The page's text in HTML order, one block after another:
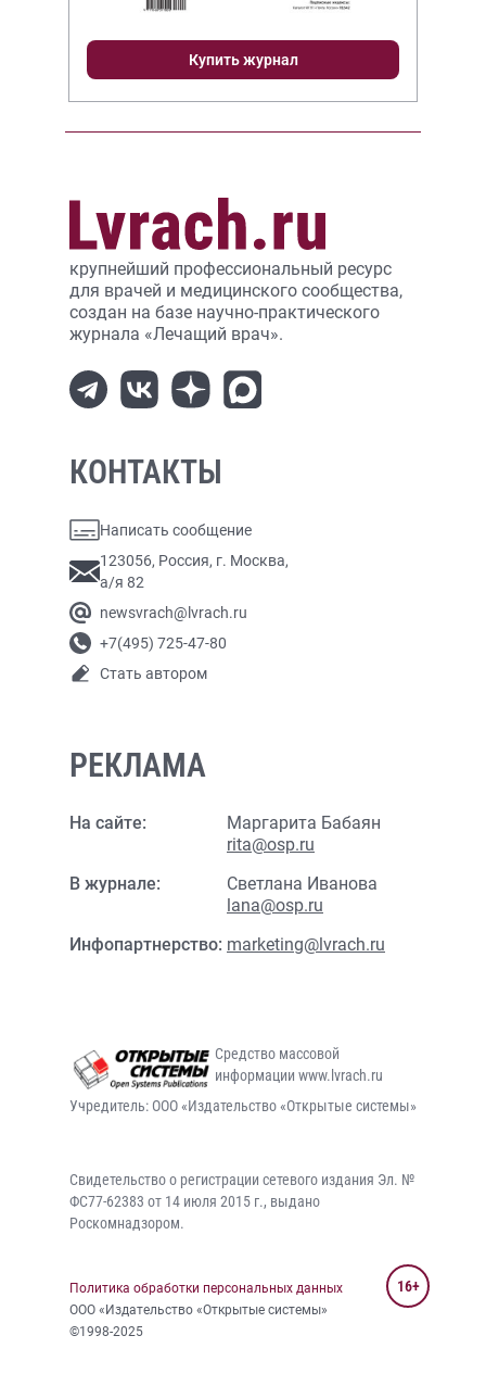
Купить журнал
крупнейший профессиональный ресурс
для врачей и медицинского сообщества,
создан на базе научно-практического
журнала «Лечащий врач».
КОНТАКТЫ
Написать сообщение
123056, Россия, г. Москва,
а/я 82
newsvrach@lvrach.ru
+7(495) 725-47-80
Стать автором
РЕКЛАМА
На сайте:
Маргарита Бабаян
rita@osp.ru
В журнале:
Светлана Иванова
lana@osp.ru
Инфопартнерство: marketing@lvrach.ru
Средство массовой
информации www.lvrach.ru
Учредитель: ООО «Издательство «Открытые системы»
Свидетельство о регистрации сетевого издания Эл. №
ФС77-62383 от 14 июля 2015 г., выдано
Роскомнадзором.
Политика обработки персональных данных
ООО «Издательство «Открытые системы»
©1998-2025
16+